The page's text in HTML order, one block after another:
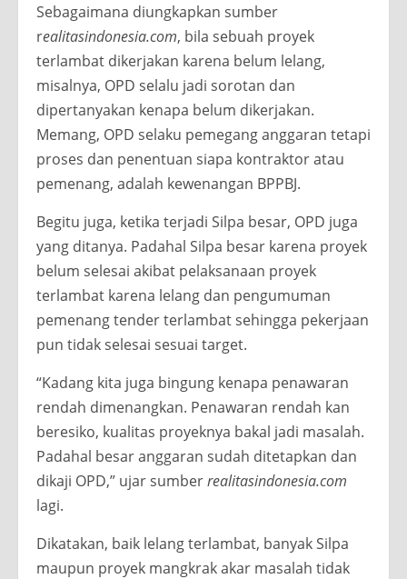
Sebagaimana diungkapkan sumber
realitasindonesia.com, bila sebuah proyek
terlambat dikerjakan karena belum lelang,
misalnya, OPD selalu jadi sorotan dan
dipertanyakan kenapa belum dikerjakan.
Memang, OPD selaku pemegang anggaran tetapi
proses dan penentuan siapa kontraktor atau
pemenang, adalah kewenangan BPPBJ.
Begitu juga, ketika terjadi Silpa besar, OPD juga
yang ditanya. Padahal Silpa besar karena proyek
belum selesai akibat pelaksanaan proyek
terlambat karena lelang dan pengumuman
pemenang tender terlambat sehingga pekerjaan
pun tidak selesai sesuai target.
“Kadang kita juga bingung kenapa penawaran
rendah dimenangkan. Penawaran rendah kan
beresiko, kualitas proyeknya bakal jadi masalah.
Padahal besar anggaran sudah ditetapkan dan
dikaji OPD,” ujar sumberrealitasindonesia.com
lagi.
Dikatakan, baik lelang terlambat, banyak Silpa
maupun proyek mangkrak akar masalah tidak